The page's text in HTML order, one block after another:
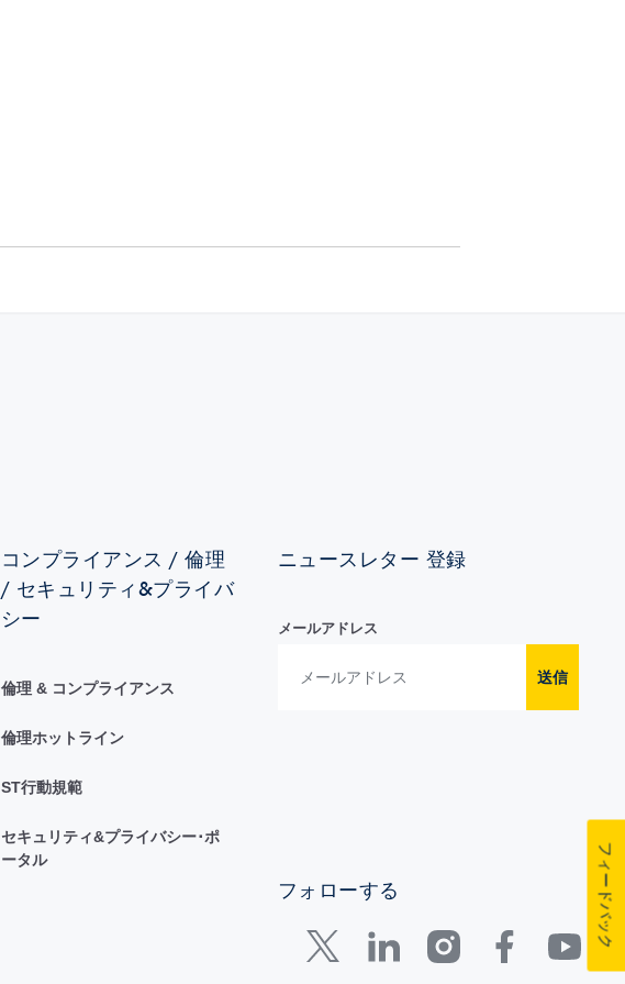
コンプライアンス / 倫理
/ セキュリティ&プライバ
シー
倫理 & コンプライアンス
倫理ホットライン
ST行動規範
セキュリティ&プライバシー･ポ
ータル
ニュースレター 登録
メールアドレス
送信
フォローする フィードバック